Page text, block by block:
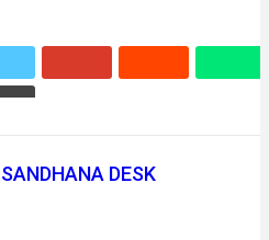
DESK